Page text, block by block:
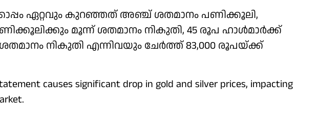
ഏറ്റവും കുറഞ്ഞത് അഞ്ച് ശതമാനം പണിക്കൂലി,
മൂന്ന് ശതമാനം നികുതി, 45 രൂപ ഹാള്‍മാര്‍ക്ക്
നികുതി എന്നിവയും ചേര്‍ത്ത് 83,000 രൂപയ്ക്ക്
causes significant drop in gold and silver prices, impacting